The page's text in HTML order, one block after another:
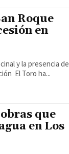
Roque
en
y la presencia de
autoridades en un acto central que une fe y tradición El Toro ha...
que
en Los